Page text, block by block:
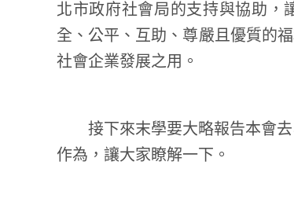
北市政府社會局的支持與協助，
全、公平、互助、尊嚴且優質的
社會企業發展之用。
接下來末學要大略報告本會去
作為，讓大家瞭解一下。